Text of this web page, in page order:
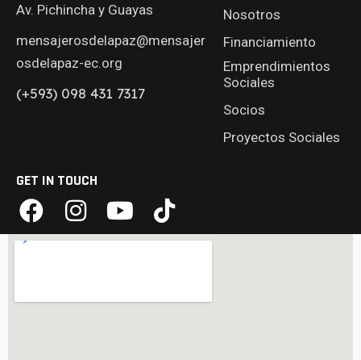
Av. Pichincha y Guayas
mensajerosdelapaz@mensajer
osdelapaz-ec.org
(+593) 098 431 7317
Nosotros
Financiamiento
Emprendimientos
Sociales
Socios
Proyectos Sociales
GET IN TOUCH